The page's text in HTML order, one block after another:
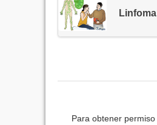
Para obtener